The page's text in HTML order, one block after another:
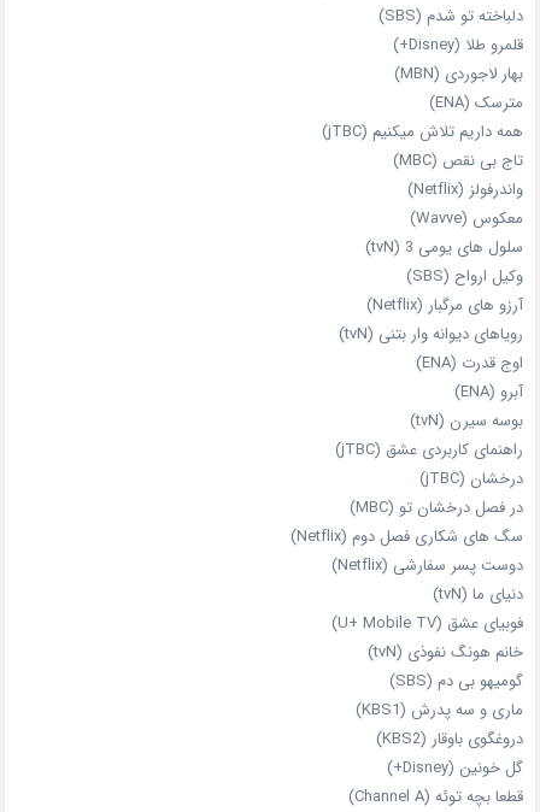
دلباخته تو شدم (SBS)
قلمرو طلا (Disney+)
بهار لاجوردی (MBN)
مترسک (ENA)
همه داریم تلاش میکنیم (jTBC)
تاج بی‌ نقص (MBC)
واندرفولز (Netflix)
معکوس (Wavve)
سلول های یومی 3 (tvN)
وکیل ارواح (SBS)
آرزو های مرگبار (Netflix)
رویاهای دیوانه‌ وار بتنی (tvN)
اوج قدرت (ENA)
آبرو (ENA)
بوسه سیرن (tvN)
راهنمای کاربردی عشق (jTBC)
درخشان (jTBC)
در فصل درخشان تو (MBC)
سگ های شکاری فصل دوم (Netflix)
دوست‌ پسر سفارشی (Netflix)
دنیای ما (tvN)
فوبیای عشق (U+ Mobile TV)
خانم هونگ نفوذی (tvN)
گومیهو بی دم (SBS)
ماری و سه پدرش (KBS1)
دروغگوی باوقار (KBS2)
گل خونین (Disney+)
قطعا بچه توئه (Channel A)